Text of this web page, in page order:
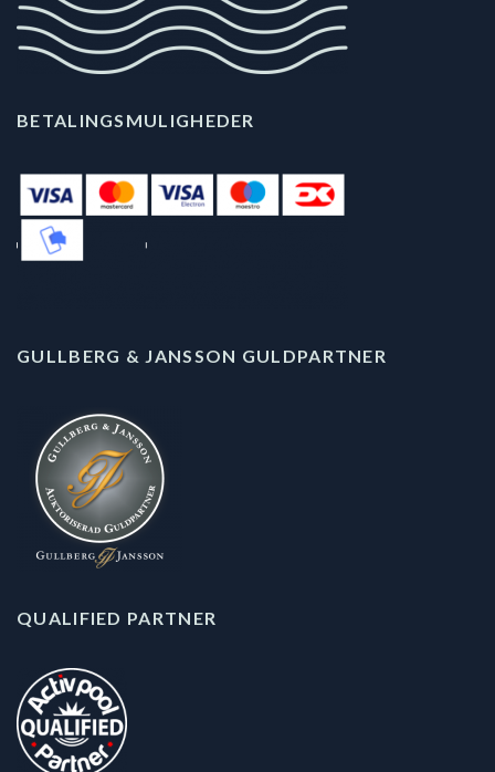
BETALINGSMULIGHEDER
GULLBERG & JANSSON GULDPARTNER
QUALIFIED PARTNER